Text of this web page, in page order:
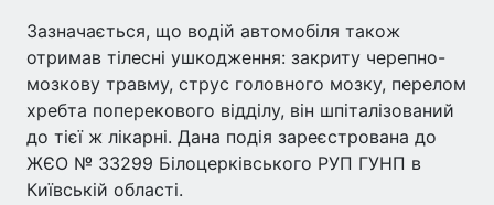
Зазначається, що водій автомобіля також
отримав тілесні ушкодження: закриту черепно-
мозкову травму, струс головного мозку, перелом
хребта поперекового відділу, він шпіталізований
до тієї ж лікарні. Дана подія зареєстрована до
ЖЄО № 33299 Білоцерківського РУП ГУНП в
Київській області.